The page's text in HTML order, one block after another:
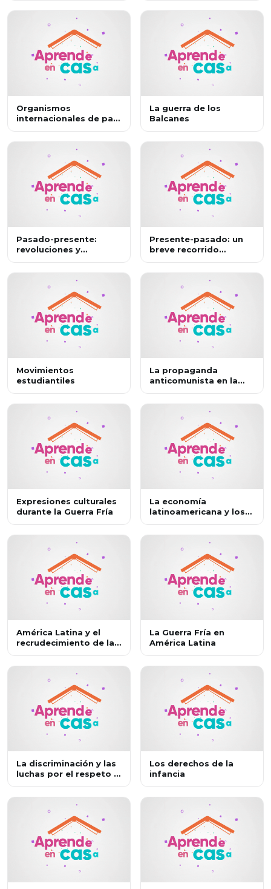
Organismos
internacionales de paz
La guerra de los
Balcanes
Pasado-presente:
revoluciones y
Presente-pasado: un
breve recorrido
Movimientos
estudiantiles
La propaganda
anticomunista en la
Expresiones culturales
durante la Guerra Fría
La economía
latinoamericana y los
América Latina y el
recrudecimiento de la
La Guerra Fría en
América Latina
La discriminación y las
luchas por el respeto a
Los derechos de la
infancia